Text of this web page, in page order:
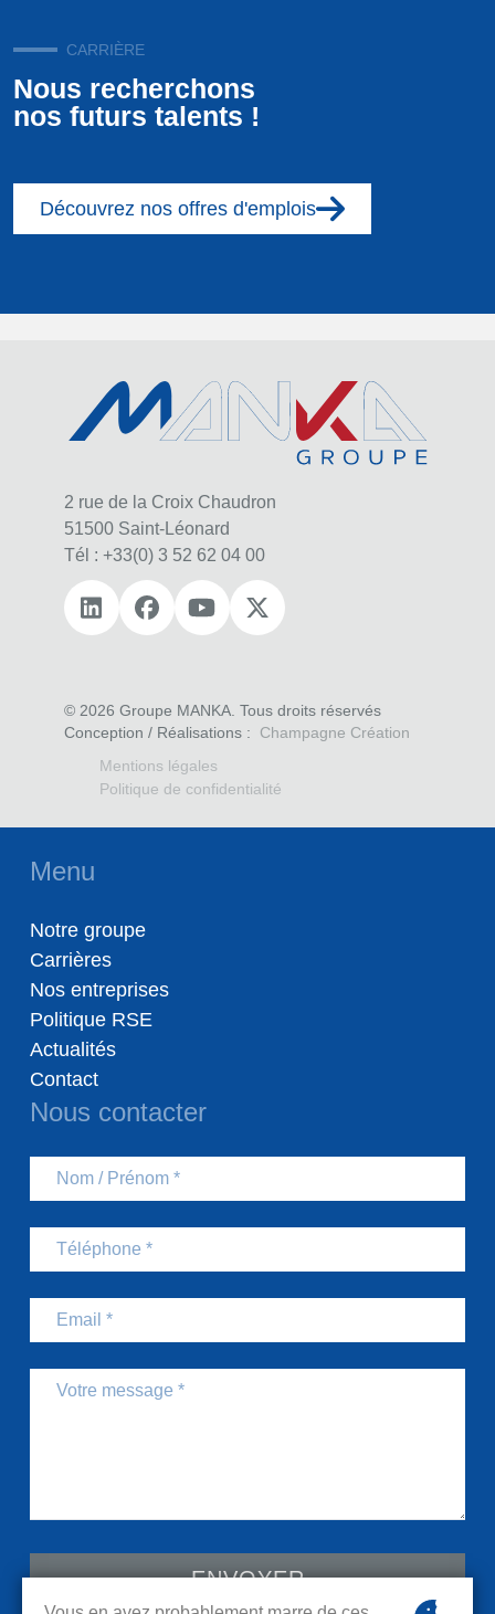
CARRIÈRE
Nous recherchons
nos futurs talents !
Découvrez nos offres d'emplois
2 rue de la Croix Chaudron
51500 Saint‑Léonard
Tél : +33(0) 3 52 62 04 00
© 2026 Groupe MANKA. Tous droits réservés
Conception / Réalisations : Champagne Création
Mentions légales
Politique de confidentialité
Menu
Notre groupe
Carrières
Nos entreprises
Politique RSE
Actualités
Contact
Nous contacter
Téléphone
ENVOYER